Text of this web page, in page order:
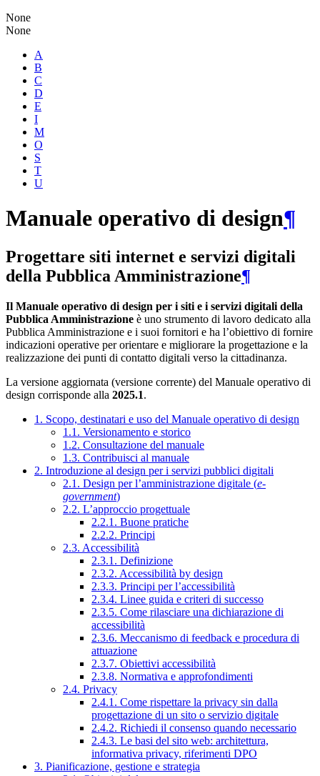
None
None
A
B
C
D
E
I
M
O
S
T
U
Manuale operativo di design¶
Progettare siti internet e servizi digitali
della Pubblica Amministrazione¶
Il Manuale operativo di design per i siti e i servizi digitali della
Pubblica Amministrazione è uno strumento di lavoro dedicato alla
Pubblica Amministrazione e i suoi fornitori e ha l’obiettivo di fornire
indicazioni operative per orientare e migliorare la progettazione e la
realizzazione dei punti di contatto digitali verso la cittadinanza.
La versione aggiornata (versione corrente) del Manuale operativo di
design corrisponde alla 2025.1.
1. Scopo, destinatari e uso del Manuale operativo di design
1.1. Versionamento e storico
1.2. Consultazione del manuale
1.3. Contribuisci al manuale
2. Introduzione al design per i servizi pubblici digitali
2.1. Design per l’amministrazione digitale (e-
government)
2.2. L’approccio progettuale
2.2.1. Buone pratiche
2.2.2. Principi
2.3. Accessibilità
2.3.1. Definizione
2.3.2. Accessibilità by design
2.3.3. Principi per l’accessibilità
2.3.4. Linee guida e criteri di successo
2.3.5. Come rilasciare una dichiarazione di
accessibilità
2.3.6. Meccanismo di feedback e procedura di
attuazione
2.3.7. Obiettivi accessibilità
2.3.8. Normativa e approfondimenti
2.4. Privacy
2.4.1. Come rispettare la privacy sin dalla
progettazione di un sito o servizio digitale
2.4.2. Richiedi il consenso quando necessario
2.4.3. Le basi del sito web: architettura,
informativa privacy, riferimenti DPO
3. Pianificazione, gestione e strategia